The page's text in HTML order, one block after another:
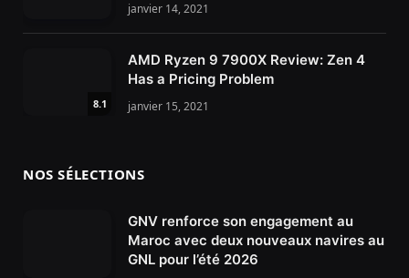
janvier 14, 2021
8.1
AMD Ryzen 9 7900X Review: Zen 4
Has a Pricing Problem
janvier 15, 2021
NOS SÉLECTIONS
GNV renforce son engagement au
Maroc avec deux nouveaux navires au
GNL pour l’été 2026